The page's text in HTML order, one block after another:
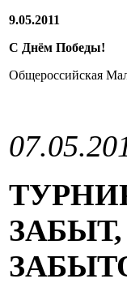
9.05.2011
С Днём Победы!
Общероссийская